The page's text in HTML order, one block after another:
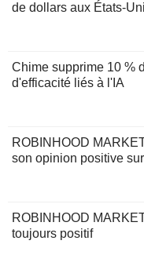
de dollars aux États-
Chime supprime 10 %
d'efficacité liés à l'IA
ROBINHOOD
son opinion positive
ROBINHOOD
toujours positif